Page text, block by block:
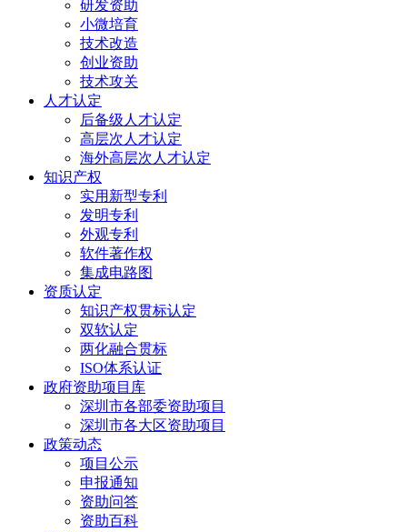
研发资助
小微培育
技术改造
创业资助
技术攻关
人才认定
后备级人才认定
高层次人才认定
海外高层次人才认定
知识产权
实用新型专利
发明专利
外观专利
软件著作权
集成电路图
资质认定
知识产权贯标认定
双软认定
两化融合贯标
ISO体系认证
政府资助项目库
深圳市各部委资助项目
深圳市各大区资助项目
政策动态
项目公示
申报通知
资助问答
资助百科